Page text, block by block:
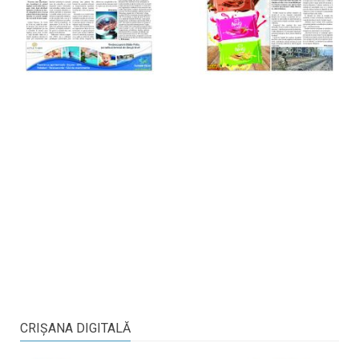
CRIŞANA DIGITALĂ